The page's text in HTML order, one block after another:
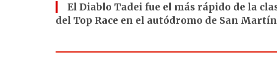
El Diablo Tadei fue el más rápido de la
del Top Race en el autódromo de San Martín